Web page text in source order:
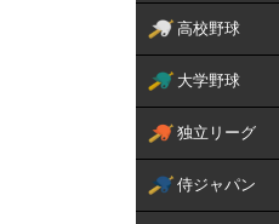
高校野球
大学野球
独立リーグ
侍ジャパン